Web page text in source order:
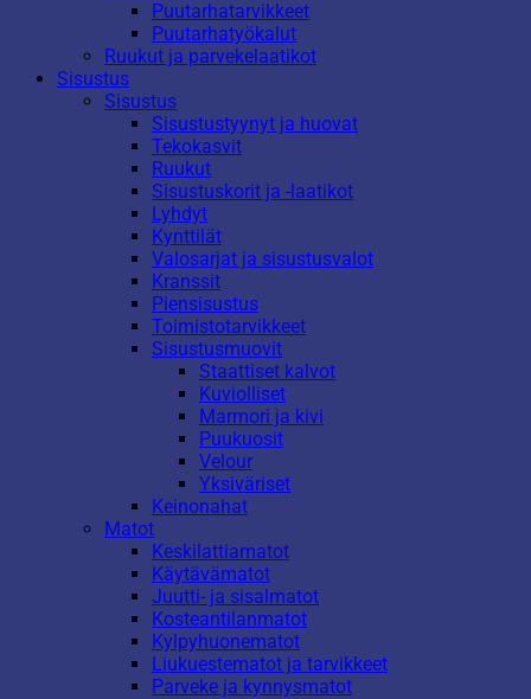
Puutarhatarvikkeet
Puutarhatyökalut
Ruukut ja parvekelaatikot
Sisustus
Sisustus
Sisustustyynyt ja huovat
Tekokasvit
Ruukut
Sisustuskorit ja -laatikot
Lyhdyt
Kynttilät
Valosarjat ja sisustusvalot
Kranssit
Piensisustus
Toimistotarvikkeet
Sisustusmuovit
Staattiset kalvot
Kuviolliset
Marmori ja kivi
Puukuosit
Velour
Yksiväriset
Keinonahat
Matot
Keskilattiamatot
Käytävämatot
Juutti- ja sisalmatot
Kosteantilanmatot
Kylpyhuonematot
Liukuestematot ja tarvikkeet
Parveke ja kynnysmatot